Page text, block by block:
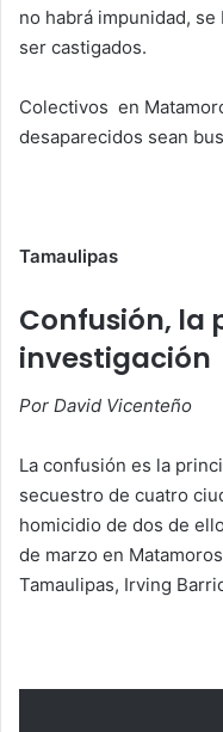
no habrá impunidad,
ser castigados.
Colectivos en
desaparecidos sean
Tamaulipas
Confusión, la
investigación
Por David Vicenteño
La confusión es la
secuestro de cuatro
homicidio de dos de
de marzo en
Tamaulipas, Irving